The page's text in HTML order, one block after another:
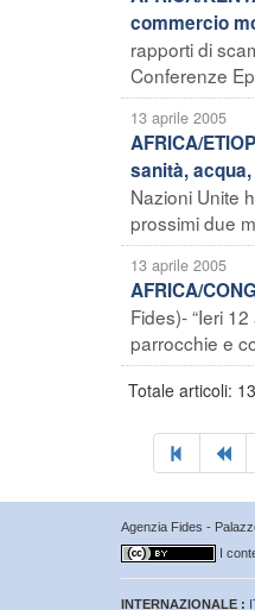
commercio
rapporti di
Conferenze
13 aprile 2005
AFRICA/
sanità,
Nazioni Unite
prossimi due
13 aprile 2005
AFRICA/
Fides)- “Ieri
parrocchie e
Totale articoli:
Agenzia Fides -
I
INTERNAZIONALE :